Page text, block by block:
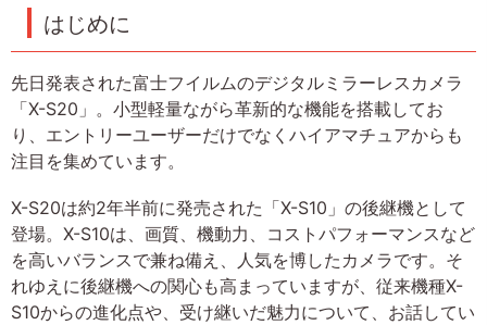
はじめに
先日発表された富士フイルムのデジタルミラーレスカメラ
「X-S20」。小型軽量ながら革新的な機能を搭載してお
り、エントリーユーザーだけでなくハイアマチュアからも
注目を集めています。
X-S20は約2年半前に発売された「X-S10」の後継機として
登場。X-S10は、画質、機動力、コストパフォーマンスなど
を高いバランスで兼ね備え、人気を博したカメラです。そ
れゆえに後継機への関心も高まっていますが、従来機種X-
S10からの進化点や、受け継いだ魅力について、お話してい